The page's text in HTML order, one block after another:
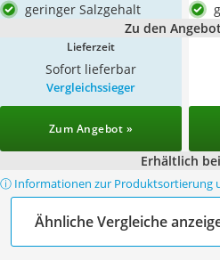
geringer Salzgehalt
Zu den
Lieferzeit
Sofort lieferbar
Vergleichssieger
Zum Angebot »
Erhältlich bei
ⓘ Informationen zur Produktsortierung
Ähnliche Vergleiche